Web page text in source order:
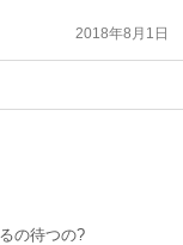
2018年8月1日
の待つの?